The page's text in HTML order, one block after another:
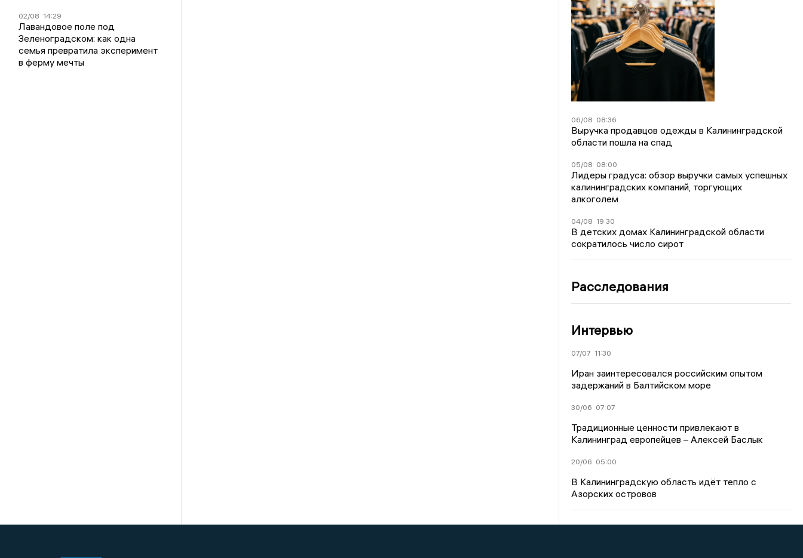
02/08 14:29
Лавандовое поле под
Зеленоградском: как одна
семья превратила эксперимент
в ферму мечты
06/08 08:36
Выручка продавцов одежды в Калининградской
области пошла на спад
05/08 08:00
Лидеры градуса: обзор выручки самых успешных
калининградских компаний, торгующих
алкоголем
04/08 19:30
В детских домах Калининградской области
сократилось число сирот
Расследования
Интервью
07/07 11:30
Иран заинтересовался российским опытом
задержаний в Балтийском море
30/06 07:07
Традиционные ценности привлекают в
Калининград европейцев – Алексей Баслык
20/06 05:00
В Калининградскую область идёт тепло с
Азорских островов